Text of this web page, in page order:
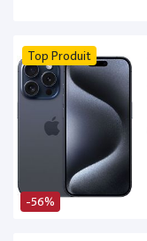
-56%
Top Produit